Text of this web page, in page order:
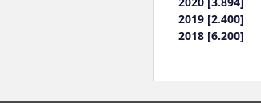
2019 [2.400]
2018 [6.200]